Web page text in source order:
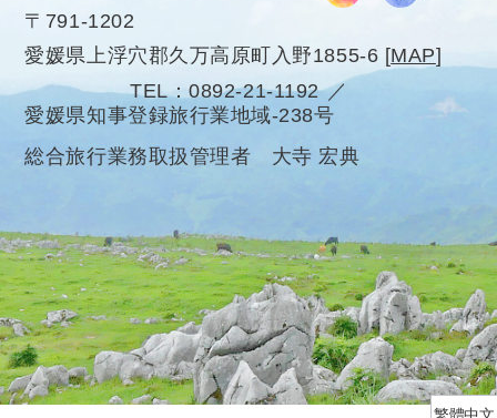
〒791-1202
愛媛県上浮穴郡久万高原町入野1855-6 [MAP]
TEL
0892-21-1192
愛媛県知事登録旅行業地域-238号
総合旅行業務取扱管理者 大寺 宏典